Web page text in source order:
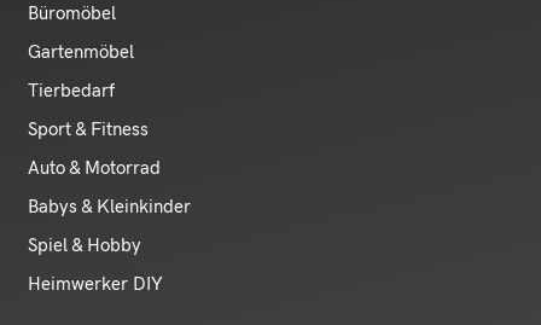
Büromöbel
Gartenmöbel
Tierbedarf
Sport & Fitness
Auto & Motorrad
Babys & Kleinkinder
Spiel & Hobby
Heimwerker DIY